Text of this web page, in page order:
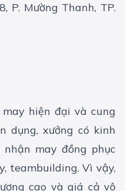
P. Mường Thanh, TP.
hiện đại và cung
dụng, xưởng có kinh
may đồng phục
teambuilding. Vì vậy,
cao và giá cả vô